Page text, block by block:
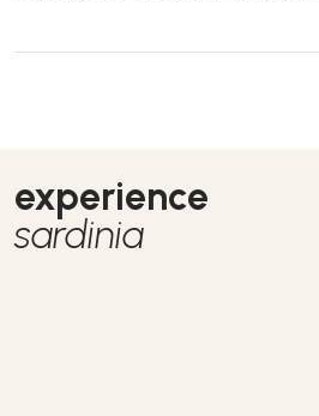
experience
sardinia